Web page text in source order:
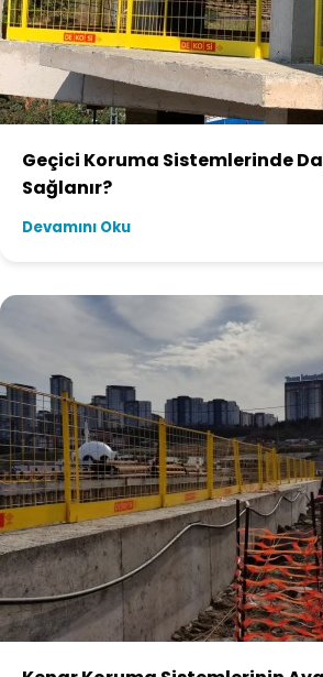
Geçici Koruma Sistemlerinde
Sağlanır?
Devamını Oku